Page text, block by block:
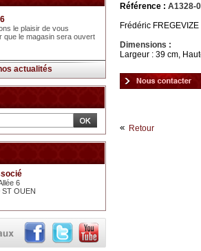
le plaisir de vous
que le magasin sera ouvert
actualités
6
ST OUEN
Référence : A1328-
Frédéric
Dimensions :
Largeur : 39 cm,
Retour